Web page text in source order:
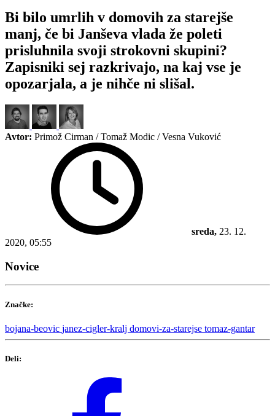
Bi bilo umrlih v domovih za starejše
manj, če bi Janševa vlada že poleti
prisluhnila svoji strokovni skupini?
Zapisniki sej razkrivajo, na kaj vse je
opozarjala, a je nihče ni slišal.
Avtor: Primož Cirman / Tomaž Modic / Vesna Vuković
sreda, 23. 12.
2020, 05:55
Novice
Značke:
bojana-beovic janez-cigler-kralj domovi-za-starejse tomaz-gantar
Deli: